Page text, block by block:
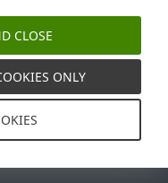
de ESET
los derechos reservados.
CLOSE
ONLY